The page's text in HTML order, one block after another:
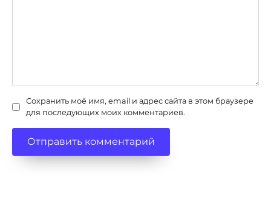
Сохранить моё имя, email и адрес сайта в этом браузере
для последующих моих комментариев.